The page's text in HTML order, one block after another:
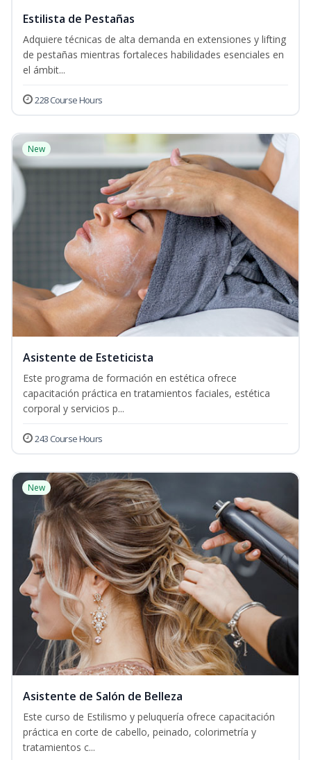
Estilista de Pestañas
Adquiere técnicas de alta demanda en extensiones y lifting
de pestañas mientras fortaleces habilidades esenciales en
el ámbit...
228 Course Hours
New
Asistente de Esteticista
Este programa de formación en estética ofrece
capacitación práctica en tratamientos faciales, estética
corporal y servicios p...
243 Course Hours
New
Asistente de Salón de Belleza
Este curso de Estilismo y peluquería ofrece capacitación
práctica en corte de cabello, peinado, colorimetría y
tratamientos c...